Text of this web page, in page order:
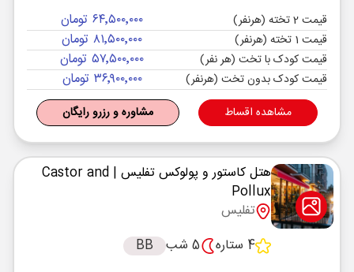
قیمت 2 تخته (هرنفر) ۶۴٬۵۰۰٬۰۰۰ تومان
قیمت 1 تخته (هرنفر) ۸۱٬۵۰۰٬۰۰۰ تومان
قیمت کودک با تخت (هر نفر) ۵۷٬۵۰۰٬۰۰۰ تومان
قیمت کودک بدون تخت (هرنفر) ۳۶٬۹۰۰٬۰۰۰ تومان
مشاهده اقساط مشاوره و رزرو رایگان
هتل کاستور و پولوکس تفلیس | Castor and
Pollux
تفلیس
4 ستاره
5 شب BB